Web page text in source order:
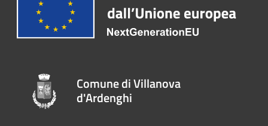
Comune di Villanova
d'Ardenghi